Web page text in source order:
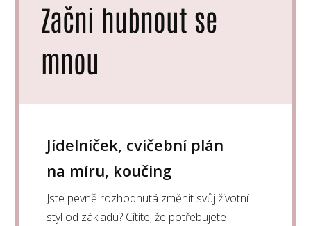
Začni hubnout se
mnou
Jídelníček, cvičební plán
na míru, koučing
Jste pevně rozhodnutá změnit svůj životní
styl od základu? Cítíte, že potřebujete